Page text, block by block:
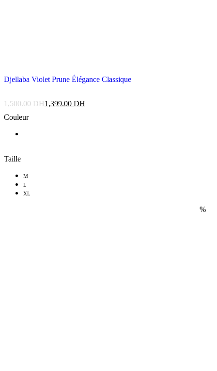
Djellaba Violet Prune Élégance Classique
1,500.00DH1,399.00 DH
Couleur
Taille
M
L
XL
%